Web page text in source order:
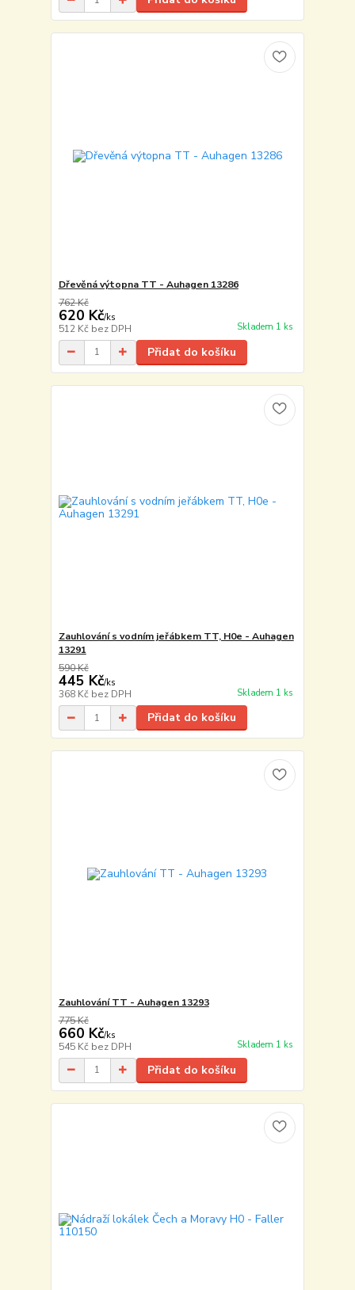
Dřevěná výtopna TT - Auhagen 13286
762 Kč
620 Kč/ks
512 Kč bez DPH Skladem 1 ks
Přidat do košíku
Zauhlování s vodním jeřábkem TT, H0e - Auhagen
13291
590 Kč
445 Kč/ks
368 Kč bez DPH Skladem 1 ks
Přidat do košíku
Zauhlování TT - Auhagen 13293
775 Kč
660 Kč/ks
545 Kč bez DPH Skladem 1 ks
Přidat do košíku